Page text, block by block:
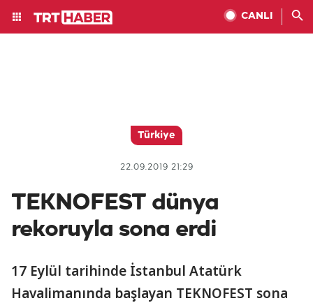
CANLI
Türkiye
22.09.2019 21:29
TEKNOFEST dünya
rekoruyla sona erdi
17 Eylül tarihinde İstanbul Atatürk
Havalimanında başlayan TEKNOFEST sona